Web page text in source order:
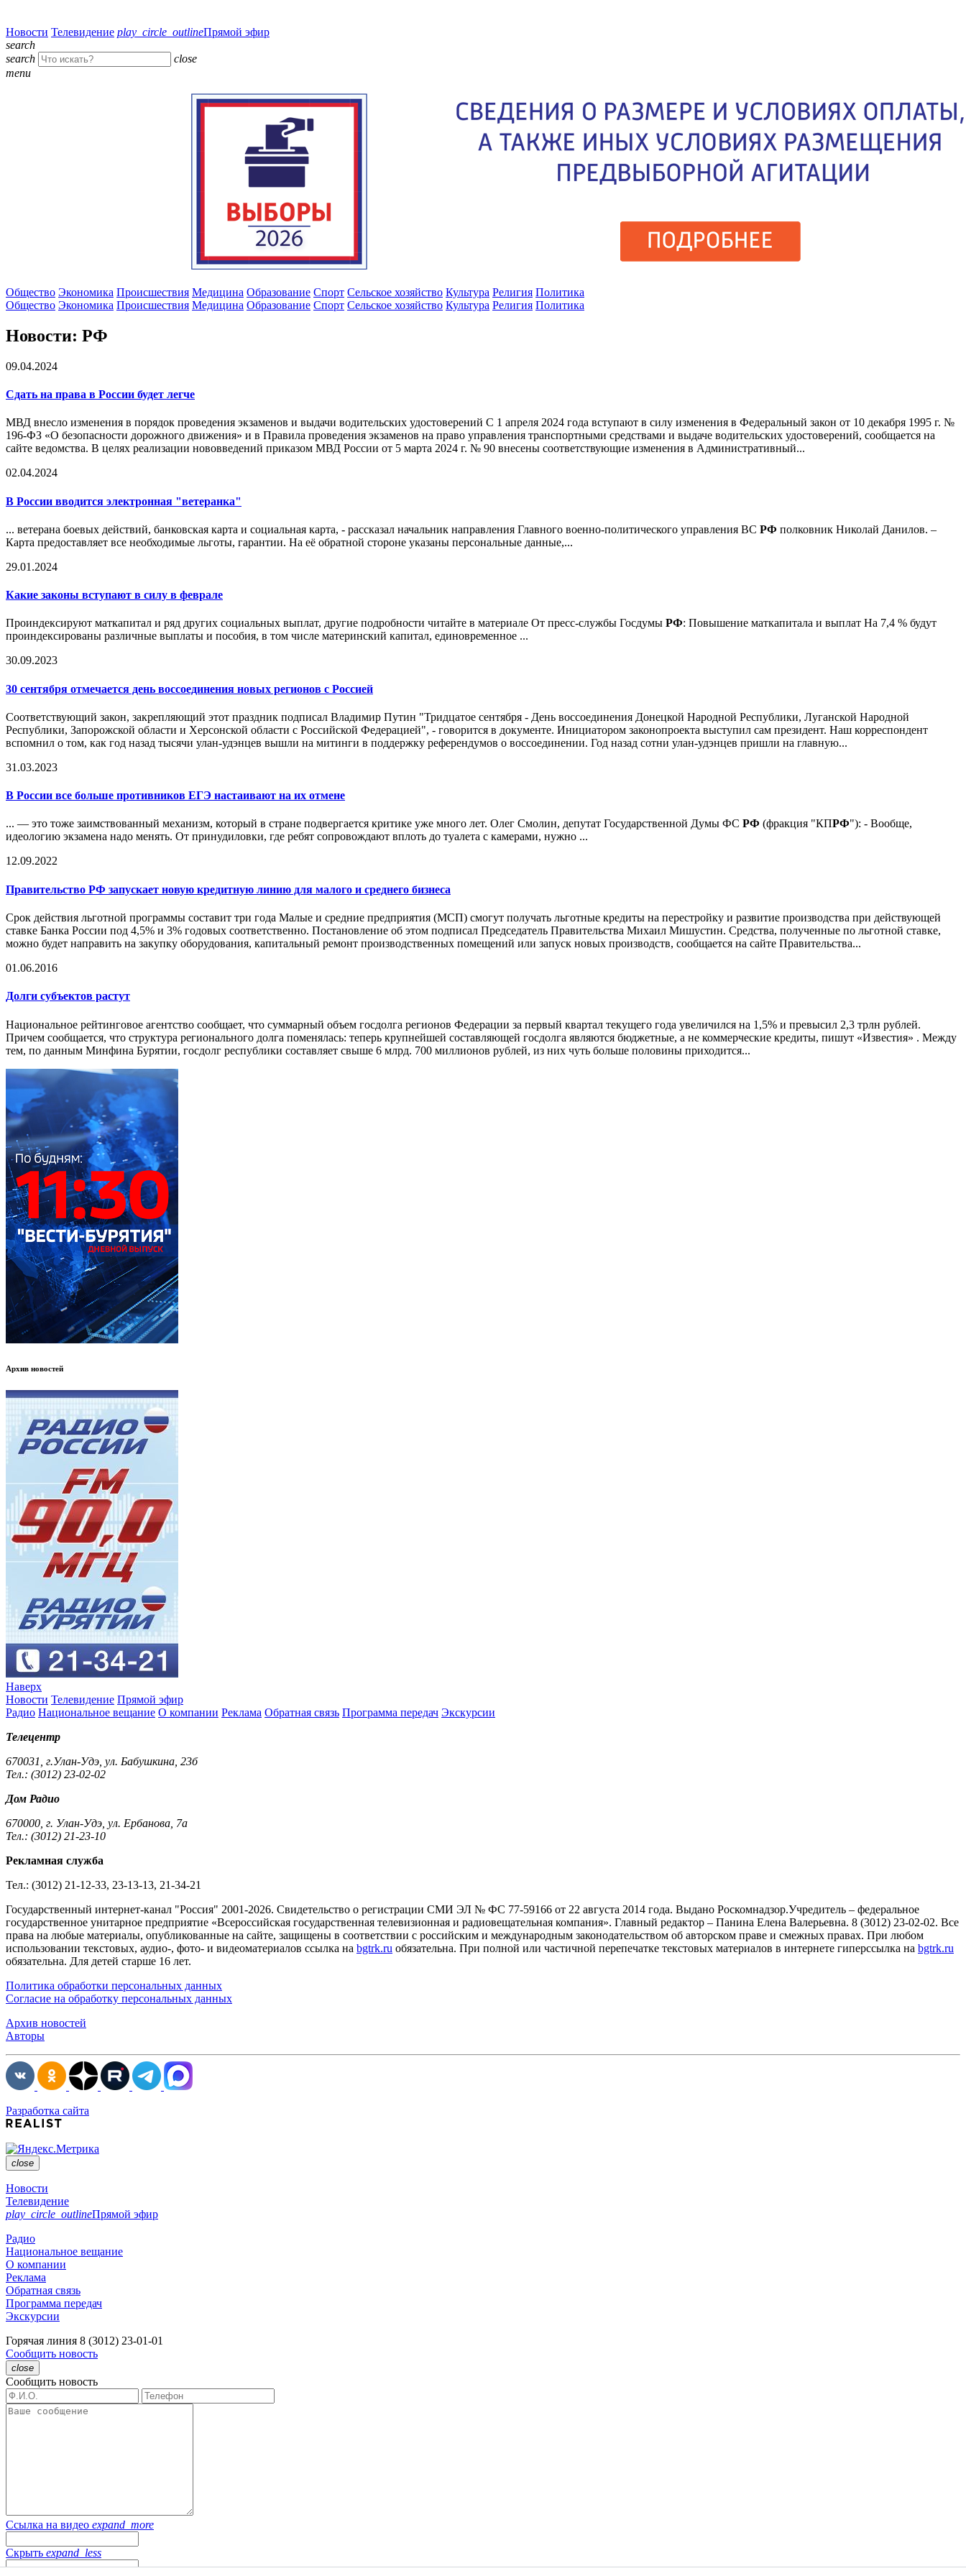
Новости Телевидение play_circle_outlineПрямой эфир
search
search
close
menu
Общество Экономика Происшествия Медицина Образование Спорт Сельское хозяйство Культура Религия Политика
Общество Экономика Происшествия Медицина Образование Спорт Сельское хозяйство Культура Религия Политика
Новости: РФ
09.04.2024
Сдать на права в России будет легче
МВД внесло изменения в порядок проведения экзаменов и выдачи водительских удостоверений С 1 апреля 2024 года вступают в силу изменения в Федеральный закон от 10 декабря 1995 г. №
196-ФЗ «О безопасности дорожного движения» и в Правила проведения экзаменов на право управления транспортными средствами и выдаче водительских удостоверений, сообщается на
сайте ведомства. В целях реализации нововведений приказом МВД России от 5 марта 2024 г. № 90 внесены соответствующие изменения в Административный...
02.04.2024
В России вводится электронная "ветеранка"
... ветерана боевых действий, банковская карта и социальная карта, - рассказал начальник направления Главного военно-политического управления ВС РФ полковник Николай Данилов. –
Карта предоставляет все необходимые льготы, гарантии. На её обратной стороне указаны персональные данные,...
29.01.2024
Какие законы вступают в силу в феврале
Проиндексируют маткапитал и ряд других социальных выплат, другие подробности читайте в материале От пресс-службы Госдумы РФ: Повышение маткапитала и выплат На 7,4 % будут
проиндексированы различные выплаты и пособия, в том числе материнский капитал, единовременное ...
30.09.2023
30 сентября отмечается день воссоединения новых регионов с Россией
Соответствующий закон, закрепляющий этот праздник подписал Владимир Путин "Тридцатое сентября - День воссоединения Донецкой Народной Республики, Луганской Народной
Республики, Запорожской области и Херсонской области с Российской Федерацией", - говорится в документе. Инициатором законопроекта выступил сам президент. Наш корреспондент
вспомнил о том, как год назад тысячи улан-удэнцев вышли на митинги в поддержку референдумов о воссоединении. Год назад сотни улан-удэнцев пришли на главную...
31.03.2023
В России все больше противников ЕГЭ настаивают на их отмене
... — это тоже заимствованный механизм, который в стране подвергается критике уже много лет. Олег Смолин, депутат Государственной Думы ФС РФ (фракция "КПРФ"): - Вообще,
идеологию экзамена надо менять. От принудиловки, где ребят сопровождают вплоть до туалета с камерами, нужно ...
12.09.2022
Правительство РФ запускает новую кредитную линию для малого и среднего бизнеса
Срок действия льготной программы составит три года Малые и средние предприятия (МСП) смогут получать льготные кредиты на перестройку и развитие производства при действующей
ставке Банка России под 4,5% и 3% годовых соответственно. Постановление об этом подписал Председатель Правительства Михаил Мишустин. Средства, полученные по льготной ставке,
можно будет направить на закупку оборудования, капитальный ремонт производственных помещений или запуск новых производств, сообщается на сайте Правительства...
01.06.2016
Долги субъектов растут
Национальное рейтинговое агентство сообщает, что суммарный объем госдолга регионов Федерации за первый квартал текущего года увеличился на 1,5% и превысил 2,3 трлн рублей.
Причем сообщается, что структура регионального долга поменялась: теперь крупнейшей составляющей госдолга являются бюджетные, а не коммерческие кредиты, пишут «Известия» . Между
тем, по данным Минфина Бурятии, госдолг республики составляет свыше 6 млрд. 700 миллионов рублей, из них чуть больше половины приходится...
Архив новостей
Наверх
Новости Телевидение Прямой эфир
Радио Национальное вещание О компании Реклама Обратная связь Программа передач Экскурсии
Телецентр
670031, г.Улан-Удэ, ул. Бабушкина, 23б
Тел.: (3012) 23-02-02
Дом Радио
670000, г. Улан-Удэ, ул. Ербанова, 7а
Тел.: (3012) 21-23-10
Рекламная служба
Тел.: (3012) 21-12-33, 23-13-13, 21-34-21
Государственный интернет-канал "Россия" 2001-2026. Cвидетельство о регистрации СМИ ЭЛ № ФС 77-59166 от 22 августа 2014 года. Выдано Роскомнадзор.Учредитель – федеральное
государственное унитарное предприятие «Всероссийская государственная телевизионная и радиовещательная компания». Главный редактор – Панина Елена Валерьевна. 8 (3012) 23-02-02. Все
права на любые материалы, опубликованные на сайте, защищены в соответствии с российским и международным законодательством об авторском праве и смежных правах. При любом
использовании текстовых, аудио-, фото- и видеоматериалов ссылка на bgtrk.ru обязательна. При полной или частичной перепечатке текстовых материалов в интернете гиперссылка на bgtrk.ru
обязательна. Для детей старше 16 лет.
Политика обработки персональных данных
Согласие на обработку персональных данных
Архив новостей
Авторы
Разработка сайта
close
Новости
Телевидение
play_circle_outlineПрямой эфир
Радио
Национальное вещание
О компании
Реклама
Обратная связь
Программа передач
Экскурсии
Горячая линия 8 (3012) 23-01-01
Сообщить новость
close
Сообщить новость
Ссылка на видео expand_more
Скрыть expand_less